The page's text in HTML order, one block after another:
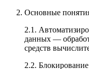
Основные
2.1.
данных —
средств
2.2.